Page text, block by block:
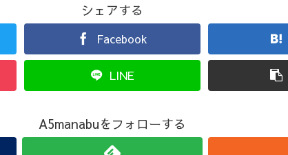
シェアする
Facebook
LINE
A5manabuをフォローする